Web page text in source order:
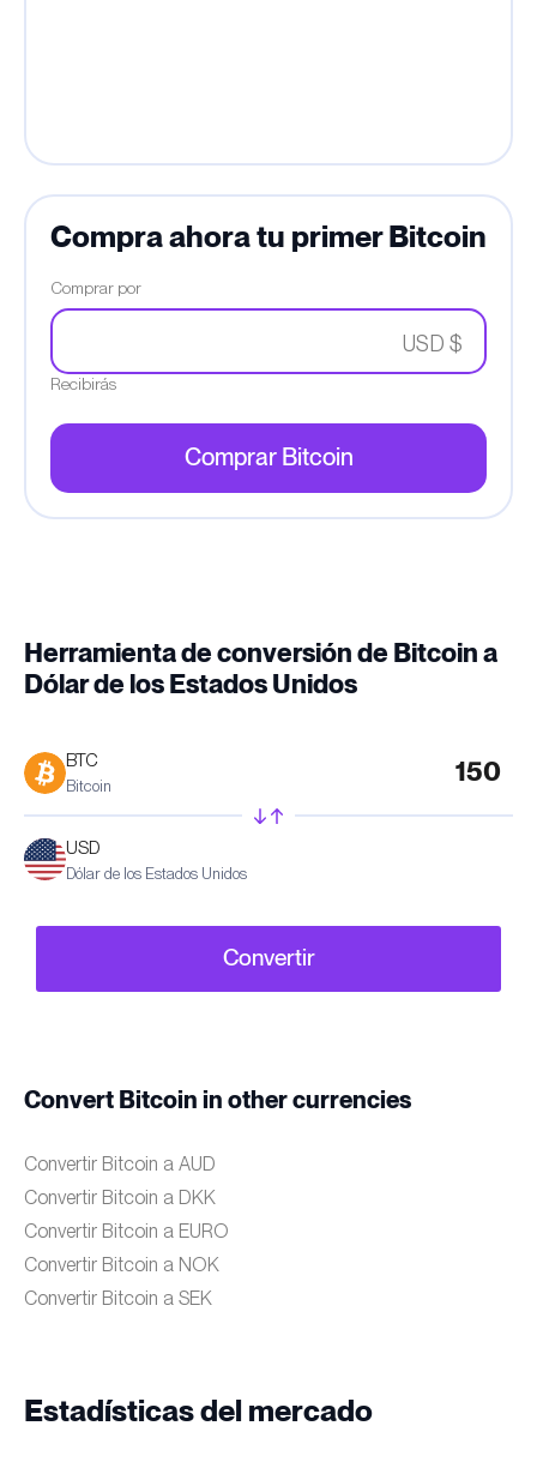
Compra ahora tu primer Bitcoin
Comprar por
USD $
Recibirás
Comprar Bitcoin
Herramienta de conversión de Bitcoin a
Dólar de los Estados Unidos
BTC
Bitcoin
USD
Dólar de los Estados Unidos
Convertir
Convert Bitcoin in other currencies
Convertir Bitcoin a AUD
Convertir Bitcoin a DKK
Convertir Bitcoin a EURO
Convertir Bitcoin a NOK
Convertir Bitcoin a SEK
Estadísticas del mercado